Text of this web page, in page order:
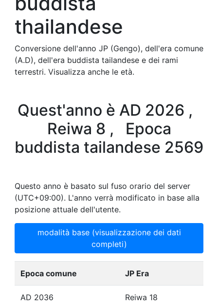
thailandese
Conversione dell'anno JP (Gengo), dell'era comune
(A.D), dell'era buddista tailandese e dei rami
terrestri. Visualizza anche le età.
Quest'anno è AD 2026 ,
Reiwa 8 , Epoca
buddista tailandese 2569
Questo anno è basato sul fuso orario del server
(UTC+09:00). L'anno verrà modificato in base alla
posizione attuale dell'utente.
modalità base (visualizzazione dei dati
completi)
Epoca comune JP Era
AD 2036 Reiwa 18